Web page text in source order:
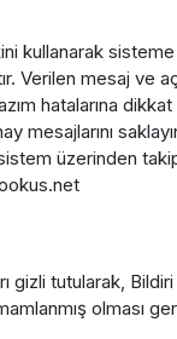
kullanarak
Verilen mesaj ve
hatalarına
üzerinden
gizli tutularak,